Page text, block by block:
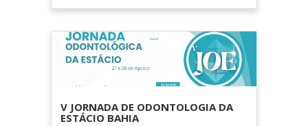
V JORNADA DE ODONTOLOGIA DA
ESTÁCIO BAHIA